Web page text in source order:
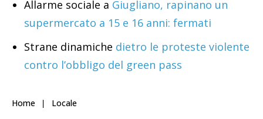
Allarme sociale a Giugliano, rapinano un
supermercato a 15 e 16 anni: fermati
Strane dinamiche dietro le proteste violente
contro l’obbligo del green pass
Home Locale